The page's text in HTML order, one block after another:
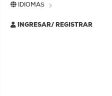
IDIOMAS
INGRESAR/ REGISTRAR